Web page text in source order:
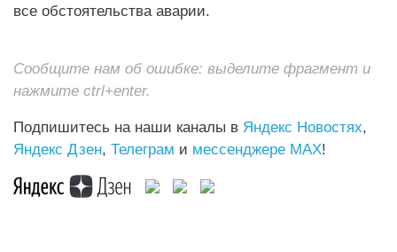
все обстоятельства аварии.
Сообщите нам об ошибке: выделите фрагмент и
нажмите ctrl+enter.
Подпишитесь на наши каналы в Яндекс Новостях,
Яндекс Дзен, Телеграм и мессенджере MAX!